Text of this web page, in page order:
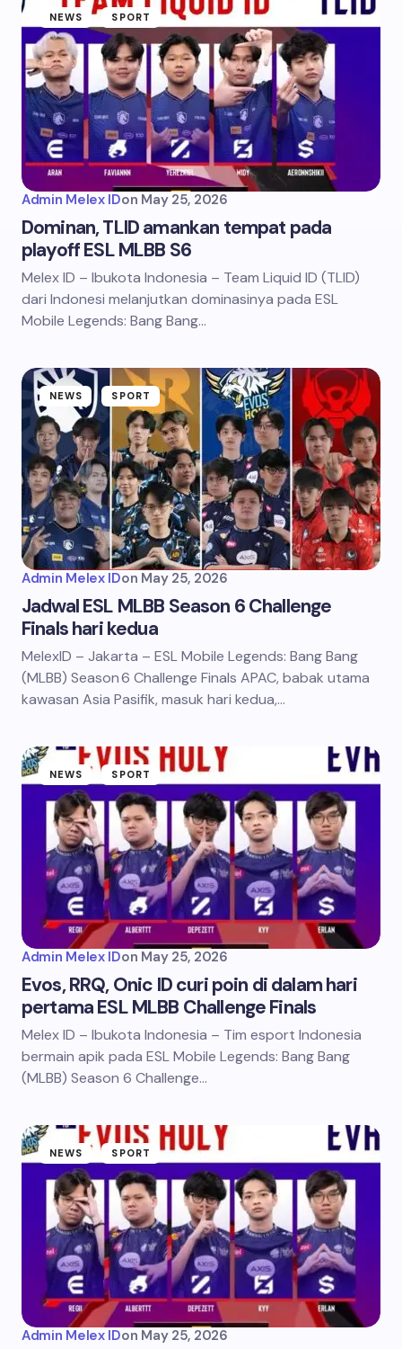
NEWS SPORT
Admin Melex IDon May 25, 2026
Dominan, TLID amankan tempat pada
playoff ESL MLBB S6
Melex ID – Ibukota Indonesia – Team Liquid ID (TLID)
dari Indonesi melanjutkan dominasinya pada ESL
Mobile Legends: Bang Bang…
NEWS SPORT
Admin Melex IDon May 25, 2026
Jadwal ESL MLBB Season 6 Challenge
Finals hari kedua
MelexID – Jakarta – ESL Mobile Legends: Bang Bang
(MLBB) Season 6 Challenge Finals APAC, babak utama
kawasan Asia Pasifik, masuk hari kedua,…
NEWS SPORT
Admin Melex IDon May 25, 2026
Evos, RRQ, Onic ID curi poin di dalam hari
pertama ESL MLBB Challenge Finals
Melex ID – Ibukota Indonesia – Tim esport Indonesia
bermain apik pada ESL Mobile Legends: Bang Bang
(MLBB) Season 6 Challenge…
NEWS SPORT
Admin Melex IDon May 25, 2026